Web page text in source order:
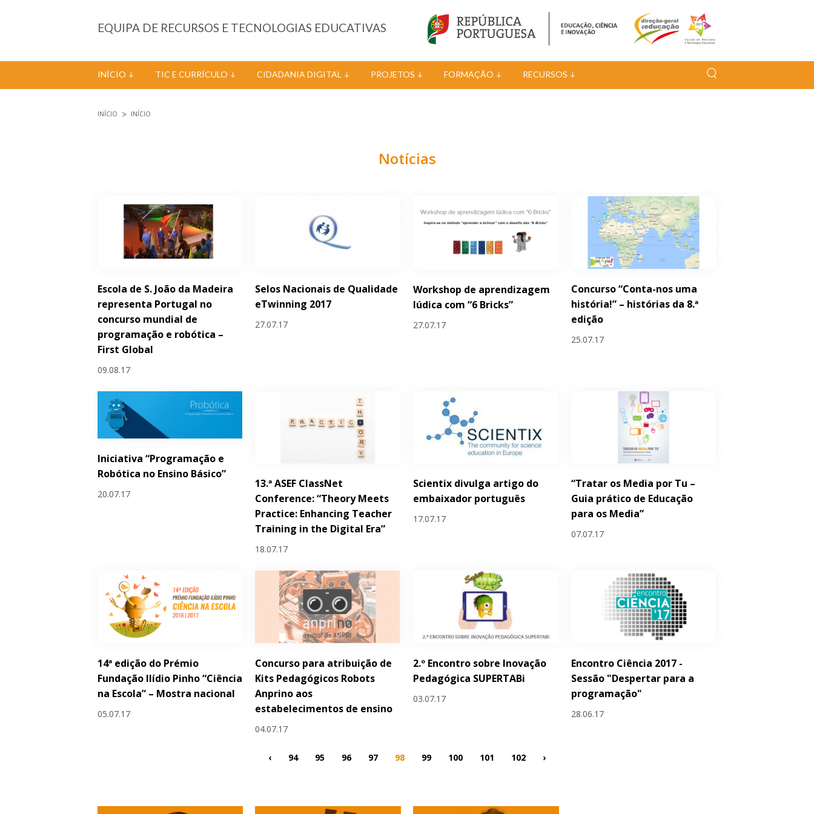
EQUIPA DE RECURSOS E TECNOLOGIAS EDUCATIVAS
INÍCIO TIC E CURRÍCULO CIDADANIA DIGITAL PROJETOS FORMAÇÃO RECURSOS
INÍCIO INÍCIO
Notícias
Escola de S. João da Madeira
representa Portugal no
concurso mundial de
programação e robótica –
First Global
09.08.17
Selos Nacionais de Qualidade
eTwinning 2017
27.07.17
Workshop de aprendizagem
lúdica com “6 Bricks”
27.07.17
Concurso “Conta-nos uma
história!” – histórias da 8.ª
edição
25.07.17
Iniciativa “Programação e
Robótica no Ensino Básico”
20.07.17
13.ª ASEF ClassNet
Conference: “Theory Meets
Practice: Enhancing Teacher
Training in the Digital Era”
18.07.17
Scientix divulga artigo do
embaixador português
17.07.17
“Tratar os Media por Tu –
Guia prático de Educação
para os Media”
07.07.17
14ª edição do Prémio
Fundação Ilídio Pinho “Ciência
na Escola” – Mostra nacional
05.07.17
Concurso para atribuição de
Kits Pedagógicos Robots
Anprino aos
estabelecimentos de ensino
04.07.17
2.º Encontro sobre Inovação
Pedagógica SUPERTABi
03.07.17
Encontro Ciência 2017 -
Sessão "Despertar para a
programação"
28.06.17
Páginas
‹ 94 95 96 97 98 99 100 101 102 ›